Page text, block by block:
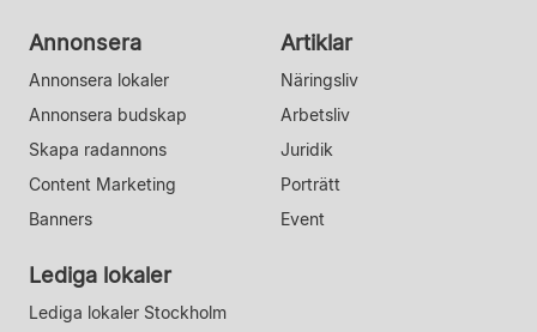
Annonsera
Annonsera lokaler
Annonsera budskap
Skapa radannons
Content Marketing
Banners
Artiklar
Näringsliv
Arbetsliv
Juridik
Porträtt
Event
Lediga lokaler
Lediga lokaler Stockholm